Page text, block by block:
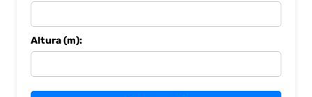
Altura (m):